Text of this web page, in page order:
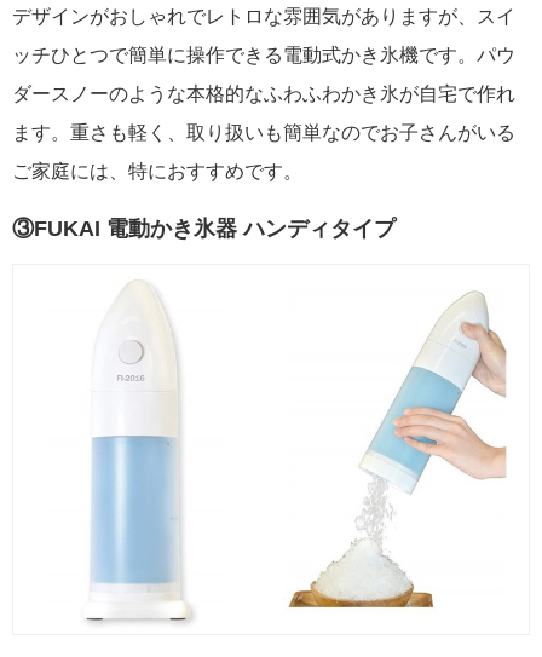
デザインがおしゃれでレトロな雰囲気がありますが、スイ
ッチひとつで簡単に操作できる電動式かき氷機です。パウ
ダースノーのような本格的なふわふわかき氷が自宅で作れ
ます。重さも軽く、取り扱いも簡単なのでお子さんがいる
ご家庭には、特におすすめです。
③FUKAI 電動かき氷器 ハンディタイプ